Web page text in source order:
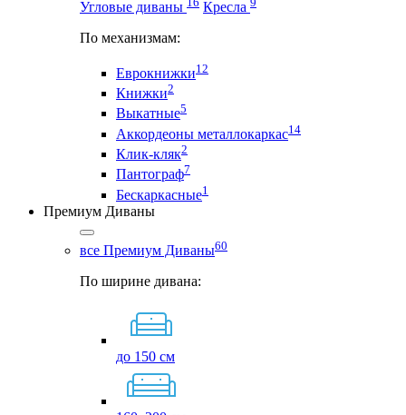
Угловые диваны Кресла
По механизмам:
Еврокнижки12
Книжки2
Выкатные5
Аккордеоны металлокаркас14
Клик-кляк2
Пантограф7
Бескаркасные1
Премиум Диваны
все Премиум Диваны60
По ширине дивана:
до 150 см